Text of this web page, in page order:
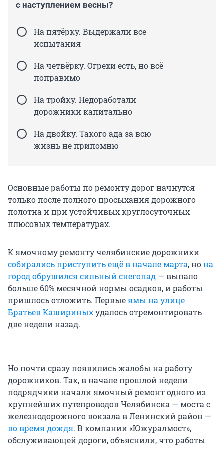
с наступлением весны?
На пятёрку. Выдержали все
испытания
На четвёрку. Огрехи есть, но всё
поправимо
На тройку. Недоработали
дорожники капитально
На двойку. Такого ада за всю
жизнь не припомню
Основные работы по ремонту дорог начнутся
только после полного просыхания дорожного
полотна и при устойчивых круглосуточных
плюсовых температурах.
К ямочному ремонту челябинские дорожники
собирались приступить ещё в начале марта, нона
город обрушился сильный снегопад — выпало
больше 60% месячной нормы осадков, и работы
пришлось отложить. Первые ямы на улице
Братьев Кашириныхудалось отремонтировать
две недели назад.
Но почти сразу появились жалобы на работу
дорожников. Так, в начале прошлой недели
подрядчики начали ямочный ремонт одного из
крупнейших путепроводов Челябинска — моста с
железнодорожного вокзала в Ленинский район —
во время дождя. В компании «Южуралмост»,
обслуживающей дороги, объяснили, что работы